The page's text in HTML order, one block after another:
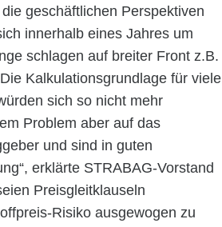
geschäftlichen Perspektiven
innerhalb eines Jahres um
schlagen auf breiter Front z.B.
Kalkulationsgrundlage für viele
sich so nicht mehr
Problem aber auf das
und sind in guten
erklärte STRABAG-Vorstand
Preisgleitklauseln
Risiko ausgewogen zu